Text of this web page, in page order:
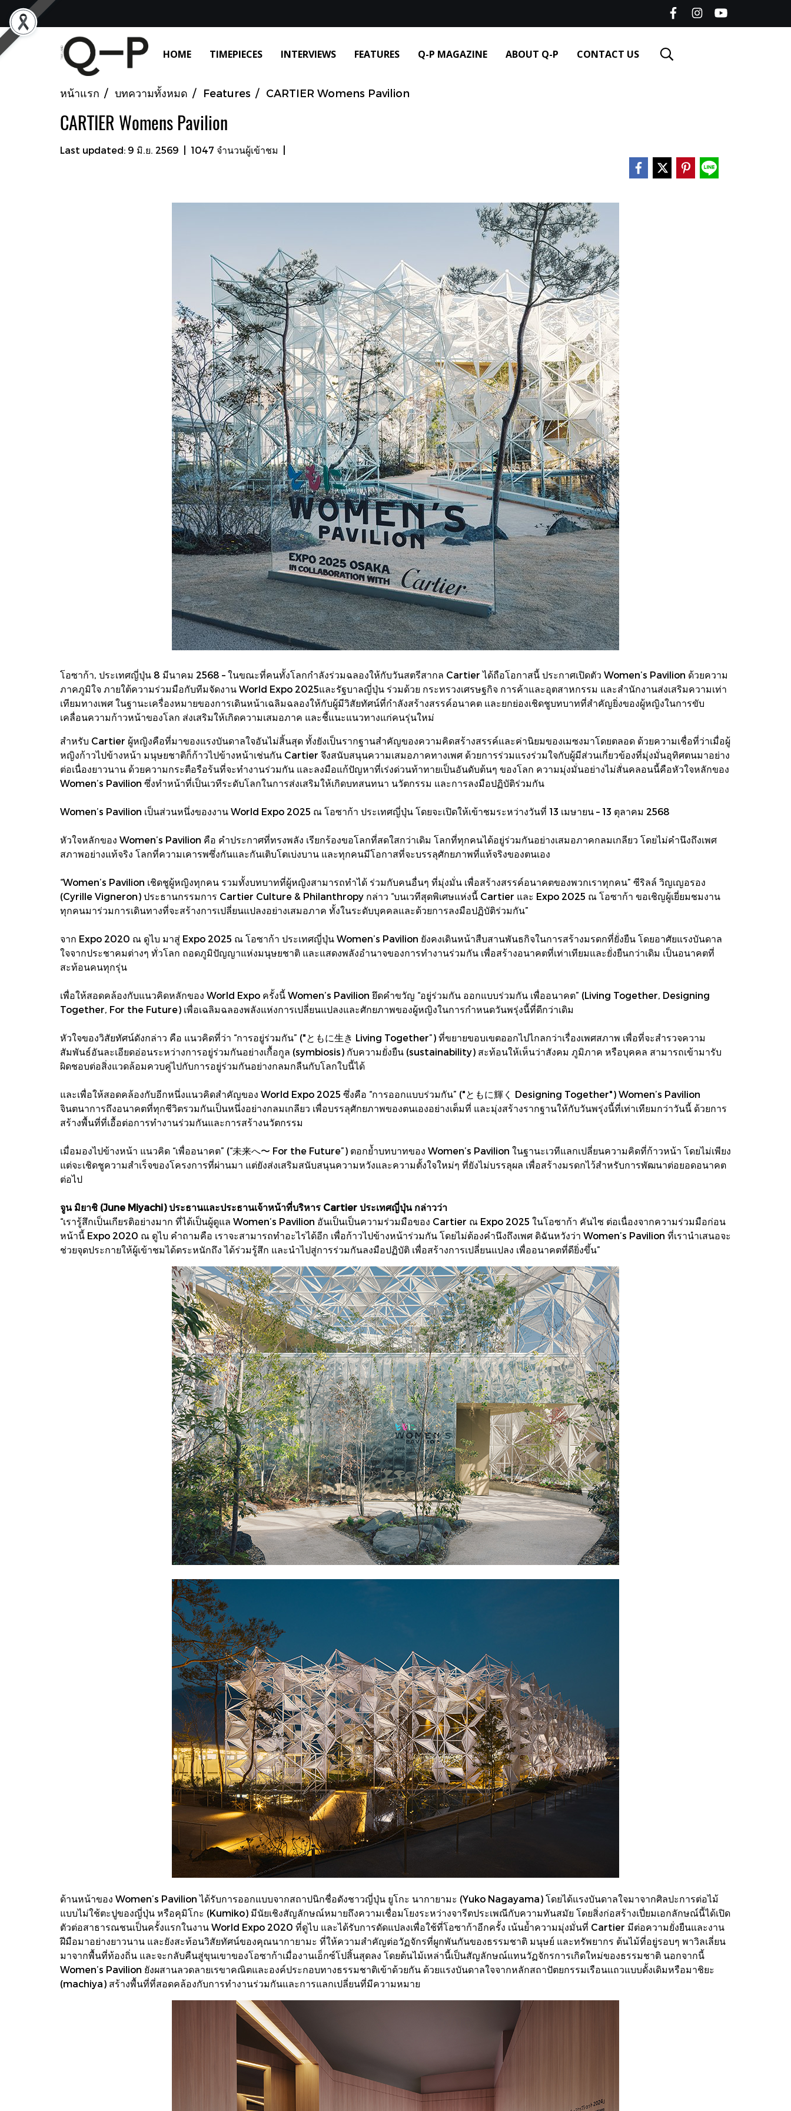
HOME TIMEPIECES INTERVIEWS FEATURES Q-P MAGAZINE ABOUT Q-P CONTACT US
หน้าแรก บทความทั้งหมด Features CARTIER Womens Pavilion
CARTIER Womens Pavilion
Last updated: 9 มิ.ย. 2569 1047 จำนวนผู้เข้าชม
โอซาก้า, ประเทศญี่ปุ่น 8 มีนาคม 2568 – ในขณะที่คนทั้งโลกกำลังร่วมฉลองให้กับวันสตรีสากล Cartier ได้ถือโอกาสนี้ ประกาศเปิดตัว Women’s Pavilion ด้วยความ
ภาคภูมิใจ ภายใต้ความร่วมมือกับทีมจัดงาน World Expo 2025และรัฐบาลญี่ปุ่น ร่วมด้วย กระทรวงเศรษฐกิจ การค้าและอุตสาหกรรม และสำนักงานส่งเสริมความเท่า
เทียมทางเพศ ในฐานะเครื่องหมายของการเดินหน้าเฉลิมฉลองให้กับผู้มีวิสัยทัศน์ที่กำลังสร้างสรรค์อนาคต และยกย่องเชิดชูบทบาทที่สำคัญยิ่งของผู้หญิงในการขับ
เคลื่อนความก้าวหน้าของโลก ส่งเสริมให้เกิดความเสมอภาค และชี้แนะแนวทางแก่คนรุ่นใหม่
สำหรับ Cartier ผู้หญิงคือที่มาของแรงบันดาลใจอันไม่สิ้นสุด ทั้งยังเป็นรากฐานสำคัญของความคิดสร้างสรรค์และค่านิยมของเมซงมาโดยตลอด ด้วยความเชื่อที่ว่าเมื่อผู้
หญิงก้าวไปข้างหน้า มนุษยชาติก็ก้าวไปข้างหน้าเช่นกัน Cartier จึงสนับสนุนความเสมอภาคทางเพศ ด้วยการร่วมแรงร่วมใจกับผู้มีส่วนเกี่ยวข้องที่มุ่งมั่นอุทิศตนมาอย่าง
ต่อเนื่องยาวนาน ด้วยความกระตือรือร้นที่จะทำงานร่วมกัน และลงมือแก้ปัญหาที่เร่งด่วนท้าทายเป็นอันดับต้นๆ ของโลก ความมุ่งมั่นอย่างไม่สั่นคลอนนี้คือหัวใจหลักของ
Women’s Pavilion ซึ่งทำหน้าที่เป็นเวทีระดับโลกในการส่งเสริมให้เกิดบทสนทนา นวัตกรรม และการลงมือปฏิบัติร่วมกัน
Women’s Pavilion เป็นส่วนหนึ่งของงาน World Expo 2025 ณ โอซาก้า ประเทศญี่ปุ่น โดยจะเปิดให้เข้าชมระหว่างวันที่ 13 เมษายน – 13 ตุลาคม 2568
หัวใจหลักของ Women’s Pavilion คือ คำประกาศที่ทรงพลัง เรียกร้องขอโลกที่สดใสกว่าเดิม โลกที่ทุกคนได้อยู่ร่วมกันอย่างเสมอภาคกลมเกลียว โดยไม่คำนึงถึงเพศ
สภาพอย่างแท้จริง โลกที่ความเคารพซึ่งกันและกันเติบโตเบ่งบาน และทุกคนมีโอกาสที่จะบรรลุศักยภาพที่แท้จริงของตนเอง
“Women’s Pavilion เชิดชูผู้หญิงทุกคน รวมทั้งบทบาทที่ผู้หญิงสามารถทำได้ ร่วมกับคนอื่นๆ ที่มุ่งมั่น เพื่อสร้างสรรค์อนาคตของพวกเราทุกคน” ซีริลล์ วิญเญอรอง
(Cyrille Vigneron) ประธานกรรมการ Cartier Culture & Philanthropy กล่าว “บนเวทีสุดพิเศษแห่งนี้ Cartier และ Expo 2025 ณ โอซาก้า ขอเชิญผู้เยี่ยมชมงาน
ทุกคนมาร่วมการเดินทางที่จะสร้างการเปลี่ยนแปลงอย่างเสมอภาค ทั้งในระดับบุคคลและด้วยการลงมือปฏิบัติร่วมกัน”
จาก Expo 2020 ณ ดูไบ มาสู่ Expo 2025 ณ โอซาก้า ประเทศญี่ปุ่น Women’s Pavilion ยังคงเดินหน้าสืบสานพันธกิจในการสร้างมรดกที่ยั่งยืน โดยอาศัยแรงบันดาล
ใจจากประชาคมต่างๆ ทั่วโลก ถอดภูมิปัญญาแห่งมนุษยชาติ และแสดงพลังอำนาจของการทำงานร่วมกัน เพื่อสร้างอนาคตที่เท่าเทียมและยั่งยืนกว่าเดิม เป็นอนาคตที่
สะท้อนคนทุกรุ่น
เพื่อให้สอดคล้องกับแนวคิดหลักของ World Expo ครั้งนี้ Women’s Pavilion ยึดคำขวัญ “อยู่ร่วมกัน ออกแบบร่วมกัน เพื่ออนาคต” (Living Together, Designing
Together, For the Future) เพื่อเฉลิมฉลองพลังแห่งการเปลี่ยนแปลงและศักยภาพของผู้หญิงในการกำหนดวันพรุ่งนี้ที่ดีกว่าเดิม
หัวใจของวิสัยทัศน์ดังกล่าว คือ แนวคิดที่ว่า “การอยู่ร่วมกัน” ("ともに生き Living Together”) ที่ขยายขอบเขตออกไปไกลกว่าเรื่องเพศสภาพ เพื่อที่จะสำรวจความ
สัมพันธ์อันละเอียดอ่อนระหว่างการอยู่ร่วมกันอย่างเกื้อกูล (symbiosis) กับความยั่งยืน (sustainability) สะท้อนให้เห็นว่าสังคม ภูมิภาค หรือบุคคล สามารถเข้ามารับ
ผิดชอบต่อสิ่งแวดล้อมควบคู่ไปกับการอยู่ร่วมกันอย่างกลมกลืนกับโลกใบนี้ได้
และเพื่อให้สอดคล้องกับอีกหนึ่งแนวคิดสำคัญของ World Expo 2025 ซึ่งคือ “การออกแบบร่วมกัน” ("ともに輝く Designing Together") Women’s Pavilion
จินตนาการถึงอนาคตที่ทุกชีวิตรวมกันเป็นหนึ่งอย่างกลมเกลียว เพื่อบรรลุศักยภาพของตนเองอย่างเต็มที่ และมุ่งสร้างรากฐานให้กับวันพรุ่งนี้ที่เท่าเทียมกว่าวันนี้ ด้วยการ
สร้างพื้นที่ที่เอื้อต่อการทำงานร่วมกันและการสร้างนวัตกรรม
เมื่อมองไปข้างหน้า แนวคิด “เพื่ออนาคต” (“未来へ〜 For the Future”) ตอกย้ำบทบาทของ Women’s Pavilion ในฐานะเวทีแลกเปลี่ยนความคิดที่ก้าวหน้า โดยไม่เพียง
แต่จะเชิดชูความสำเร็จของโครงการที่ผ่านมา แต่ยังส่งเสริมสนับสนุนความหวังและความตั้งใจใหม่ๆ ที่ยังไม่บรรลุผล เพื่อสร้างมรดกไว้สำหรับการพัฒนาต่อยอดอนาคต
ต่อไป
จูน มิยาชิ (June Miyachi) ประธานและประธานเจ้าหน้าที่บริหาร Cartier ประเทศญี่ปุ่น กล่าวว่า
“เรารู้สึกเป็นเกียรติอย่างมาก ที่ได้เป็นผู้ดูแล Women’s Pavilion อันเป็นเป็นความร่วมมือของ Cartier ณ Expo 2025 ในโอซาก้า คันไซ ต่อเนื่องจากความร่วมมือก่อน
หน้านี้ Expo 2020 ณ ดูไบ คำถามคือ เราจะสามารถทำอะไรได้อีก เพื่อก้าวไปข้างหน้าร่วมกัน โดยไม่ต้องคำนึงถึงเพศ ดิฉันหวังว่า Women’s Pavilion ที่เรานำเสนอจะ
ช่วยจุดประกายให้ผู้เข้าชมได้ตระหนักถึง ได้ร่วมรู้สึก และนำไปสู่การร่วมกันลงมือปฏิบัติ เพื่อสร้างการเปลี่ยนแปลง เพื่ออนาคตที่ดียิ่งขึ้น”
ด้านหน้าของ Women’s Pavilion ได้รับการออกแบบจากสถาปนิกชื่อดังชาวญี่ปุ่น ยูโกะ นากายามะ (Yuko Nagayama) โดยได้แรงบันดาลใจมาจากศิลปะการต่อไม้
แบบไม่ใช้ตะปูของญี่ปุ่น หรือคุมิโกะ (Kumiko) มีนัยเชิงสัญลักษณ์หมายถึงความเชื่อมโยงระหว่างจารีตประเพณีกับความทันสมัย โดยสิ่งก่อสร้างเปี่ยมเอกลักษณ์นี้ได้เปิด
ตัวต่อสาธารณชนเป็นครั้งแรกในงาน World Expo 2020 ที่ดูไบ และได้รับการดัดแปลงเพื่อใช้ที่โอซาก้าอีกครั้ง เน้นย้ำความมุ่งมั่นที่ Cartier มีต่อความยั่งยืนและงาน
ฝีมือมาอย่างยาวนาน และยังสะท้อนวิสัยทัศน์ของคุณนากายามะ ที่ให้ความสำคัญต่อวัฏจักรที่ผูกพันกันของธรรมชาติ มนุษย์ และทรัพยากร ต้นไม้ที่อยู่รอบๆ พาวิลเลี่ยน
มาจากพื้นที่ท้องถิ่น และจะกลับคืนสู่ขุนเขาของโอซาก้าเมื่องานเอ็กซ์โปสิ้นสุดลง โดยต้นไม้เหล่านี้เป็นสัญลักษณ์แทนวัฏจักรการเกิดใหม่ของธรรมชาติ นอกจากนี้
Women’s Pavilion ยังผสานลวดลายเรขาคณิตและองค์ประกอบทางธรรมชาติเข้าด้วยกัน ด้วยแรงบันดาลใจจากหลักสถาปัตยกรรมเรือนแถวแบบดั้งเดิมหรือมาชิยะ
(machiya) สร้างพื้นที่ที่สอดคล้องกับการทำงานร่วมกันและการแลกเปลี่ยนที่มีความหมาย